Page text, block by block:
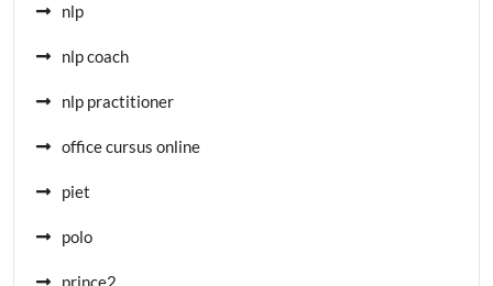
nlp
nlp coach
nlp practitioner
office cursus online
piet
polo
prince2